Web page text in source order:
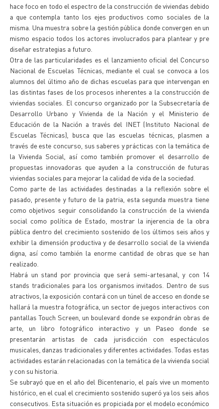
hace foco en todo el espectro de la construcción de viviendas debido
a que contempla tanto los ejes productivos como sociales de la
misma. Una muestra sobre la gestión pública donde convergen en un
mismo espacio todos los actores involucrados para plantear y pre
diseñar estrategias a futuro.
Otra de las particularidades es el lanzamiento oficial del Concurso
Nacional de Escuelas Técnicas, mediante el cual se convoca a los
alumnos del último año de dichas escuelas para que intervengan en
las distintas fases de los procesos inherentes a la construcción de
viviendas sociales. El concurso organizado por la Subsecretaría de
Desarrollo Urbano y Vivienda de la Nación y el Ministerio de
Educación de la Nación a través del INET (Instituto Nacional de
Escuelas Técnicas), busca que las escuelas técnicas, plasmen a
través de este concurso, sus saberes y prácticas con la temática de
la Vivienda Social, así como también promover el desarrollo de
propuestas innovadoras que ayuden a la construcción de futuras
viviendas sociales para mejorar la calidad de vida de la sociedad.
Como parte de las actividades destinadas a la reflexión sobre el
pasado, presente y futuro de la patria, esta segunda muestra tiene
como objetivos seguir consolidando la construcción de la vivienda
social como política de Estado, mostrar la injerencia de la obra
pública dentro del crecimiento sostenido de los últimos seis años y
exhibir la dimensión productiva y de desarrollo social de la vivienda
digna, así como también la enorme cantidad de obras que se han
realizado.
Habrá un stand por provincia que será semi-artesanal, y con 14
stands tradicionales para los organismos invitados. Dentro de sus
atractivos, la exposición contará con un túnel de acceso en donde se
hallará la muestra fotográfica, un sector de juegos interactivos con
pantallas Touch Screen, un boulevard donde se expondrán obras de
arte, un libro fotográfico interactivo y un Paseo donde se
presentarán artistas de cada jurisdicción con espectáculos
musicales, danzas tradicionales y diferentes actividades. Todas estas
actividades estarán relacionadas con la temática de la vivienda social
y con su historia.
Se subrayó que en el año del Bicentenario, el país vive un momento
histórico, en el cual el crecimiento sostenido superó ya los seis años
consecutivos. Esta situación es propiciada por el modelo económico